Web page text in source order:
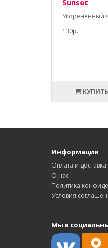
Sunset
Укорененный
130р.
КУПИТЬ
Информация
Оплата и доставка
О нас
Политика
Условия
Мы в